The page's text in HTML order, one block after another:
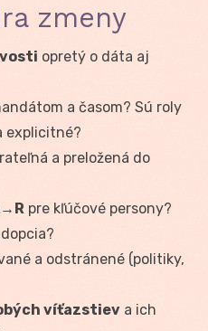
zmeny
opretý o dáta aj
a časom? Sú roly
explicitné?
a preložená do
pre kľúčové persony?
a odstránené (politiky,
víťazstiev a ich